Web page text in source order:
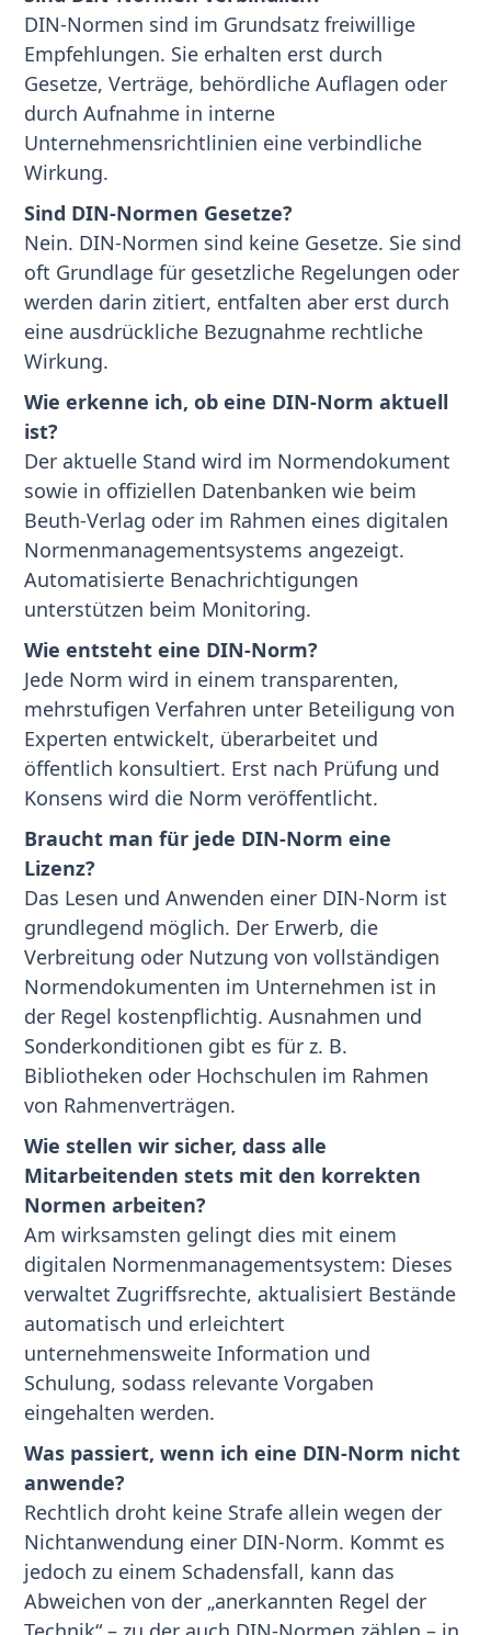
DIN-Normen sind im Grundsatz freiwillige
Empfehlungen. Sie erhalten erst durch
Gesetze, Verträge, behördliche Auflagen oder
durch Aufnahme in interne
Unternehmensrichtlinien eine verbindliche
Wirkung.
Sind DIN-Normen Gesetze?
Nein. DIN-Normen sind keine Gesetze. Sie sind
oft Grundlage für gesetzliche Regelungen oder
werden darin zitiert, entfalten aber erst durch
eine ausdrückliche Bezugnahme rechtliche
Wirkung.
Wie erkenne ich, ob eine DIN-Norm aktuell
ist?
Der aktuelle Stand wird im Normendokument
sowie in offiziellen Datenbanken wie beim
Beuth-Verlag oder im Rahmen eines digitalen
Normenmanagementsystems angezeigt.
Automatisierte Benachrichtigungen
unterstützen beim Monitoring.
Wie entsteht eine DIN-Norm?
Jede Norm wird in einem transparenten,
mehrstufigen Verfahren unter Beteiligung von
Experten entwickelt, überarbeitet und
öffentlich konsultiert. Erst nach Prüfung und
Konsens wird die Norm veröffentlicht.
Braucht man für jede DIN-Norm eine
Lizenz?
Das Lesen und Anwenden einer DIN-Norm ist
grundlegend möglich. Der Erwerb, die
Verbreitung oder Nutzung von vollständigen
Normendokumenten im Unternehmen ist in
der Regel kostenpflichtig. Ausnahmen und
Sonderkonditionen gibt es für z. B.
Bibliotheken oder Hochschulen im Rahmen
von Rahmenverträgen.
Wie stellen wir sicher, dass alle
Mitarbeitenden stets mit den korrekten
Normen arbeiten?
Am wirksamsten gelingt dies mit einem
digitalen Normenmanagementsystem: Dieses
verwaltet Zugriffsrechte, aktualisiert Bestände
automatisch und erleichtert
unternehmensweite Information und
Schulung, sodass relevante Vorgaben
eingehalten werden.
Was passiert, wenn ich eine DIN-Norm nicht
anwende?
Rechtlich droht keine Strafe allein wegen der
Nichtanwendung einer DIN-Norm. Kommt es
jedoch zu einem Schadensfall, kann das
Abweichen von der „anerkannten Regel der